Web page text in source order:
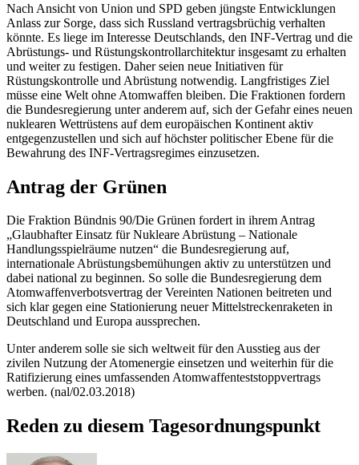
Nach Ansicht von Union und SPD geben jüngste Entwicklungen
Anlass zur Sorge, dass sich Russland vertragsbrüchig verhalten
könnte. Es liege im Interesse Deutschlands, den INF-Vertrag und die
Abrüstungs- und Rüstungskontrollarchitektur insgesamt zu erhalten
und weiter zu festigen. Daher seien neue Initiativen für
Rüstungskontrolle und Abrüstung notwendig. Langfristiges Ziel
müsse eine Welt ohne Atomwaffen bleiben. Die Fraktionen fordern
die Bundesregierung unter anderem auf, sich der Gefahr eines neuen
nuklearen Wettrüstens auf dem europäischen Kontinent aktiv
entgegenzustellen und sich auf höchster politischer Ebene für die
Bewahrung des INF-Vertragsregimes einzusetzen.
Antrag der Grünen
Die Fraktion Bündnis 90/Die Grünen fordert in ihrem Antrag
„Glaubhafter Einsatz für Nukleare Abrüstung – Nationale
Handlungsspielräume nutzen“ die Bundesregierung auf,
internationale Abrüstungsbemühungen aktiv zu unterstützen und
dabei national zu beginnen. So solle die Bundesregierung dem
Atomwaffenverbotsvertrag der Vereinten Nationen beitreten und
sich klar gegen eine Stationierung neuer Mittelstreckenraketen in
Deutschland und Europa aussprechen.
Unter anderem solle sie sich weltweit für den Ausstieg aus der
zivilen Nutzung der Atomenergie einsetzen und weiterhin für die
Ratifizierung eines umfassenden Atomwaffenteststoppvertrags
werben. (nal/02.03.2018)
Reden zu diesem Tagesordnungspunkt